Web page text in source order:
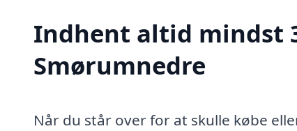
Indhent altid mindst
Smørumnedre
Når du står over for at skulle købe